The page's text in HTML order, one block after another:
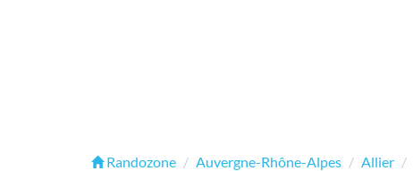
Randozone Auvergne-Rhône-Alpes Allier